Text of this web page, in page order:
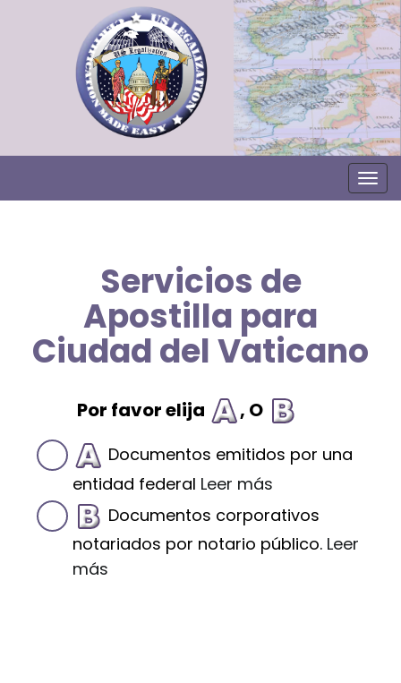
Servicios de
Apostilla para
Ciudad del Vaticano
Por favor elija , O
Documentos emitidos por una
entidad federal Leer más
Documentos corporativos
notariados por notario público. Leer
más